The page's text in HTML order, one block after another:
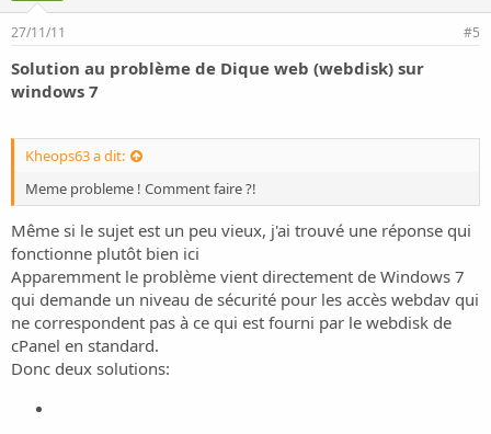
27/11/11 #5
Solution au problème de Dique web (webdisk) sur
windows 7
Kheops63 a dit:
Meme probleme ! Comment faire ?!
Même si le sujet est un peu vieux, j'ai trouvé une réponse qui
fonctionne plutôt bien ici
Apparemment le problème vient directement de Windows 7
qui demande un niveau de sécurité pour les accès webdav qui
ne correspondent pas à ce qui est fourni par le webdisk de
cPanel en standard.
Donc deux solutions: